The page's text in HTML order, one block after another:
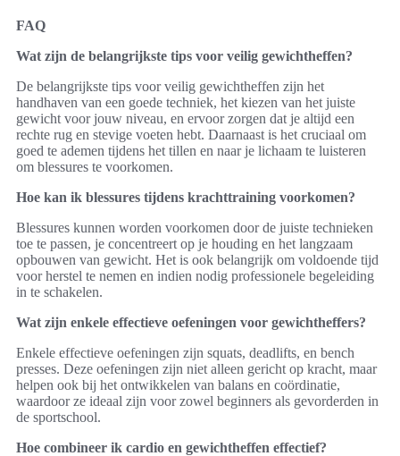
FAQ
Wat zijn de belangrijkste tips voor veilig gewichtheffen?
De belangrijkste tips voor veilig gewichtheffen zijn het
handhaven van een goede techniek, het kiezen van het juiste
gewicht voor jouw niveau, en ervoor zorgen dat je altijd een
rechte rug en stevige voeten hebt. Daarnaast is het cruciaal om
goed te ademen tijdens het tillen en naar je lichaam te luisteren
om blessures te voorkomen.
Hoe kan ik blessures tijdens krachttraining voorkomen?
Blessures kunnen worden voorkomen door de juiste technieken
toe te passen, je concentreert op je houding en het langzaam
opbouwen van gewicht. Het is ook belangrijk om voldoende tijd
voor herstel te nemen en indien nodig professionele begeleiding
in te schakelen.
Wat zijn enkele effectieve oefeningen voor gewichtheffers?
Enkele effectieve oefeningen zijn squats, deadlifts, en bench
presses. Deze oefeningen zijn niet alleen gericht op kracht, maar
helpen ook bij het ontwikkelen van balans en coördinatie,
waardoor ze ideaal zijn voor zowel beginners als gevorderden in
de sportschool.
Hoe combineer ik cardio en gewichtheffen effectief?